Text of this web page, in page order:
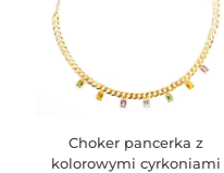
Choker pancerka z
kolorowymi cyrkoniami